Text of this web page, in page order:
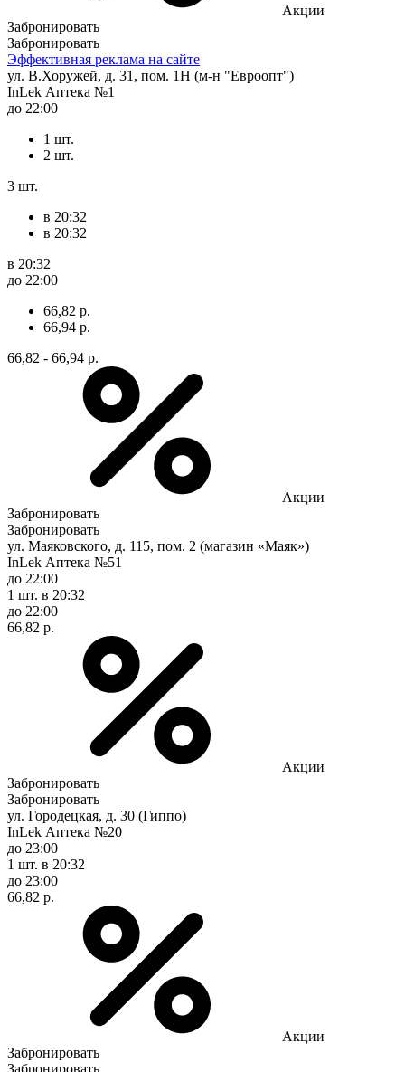
Акции
Забронировать
Забронировать
Эффективная реклама на сайте
ул. В.Хоружей, д. 31, пом. 1Н (м-н "Евроопт")
InLek Аптека №1
до 22:00
1 шт.
2 шт.
3 шт.
в 20:32
в 20:32
в 20:32
до 22:00
66,82 р.
66,94 р.
66,82 - 66,94 р.
Акции
Забронировать
Забронировать
ул. Маяковского, д. 115, пом. 2 (магазин «Маяк»)
InLek Аптека №51
до 22:00
1 шт. в 20:32
до 22:00
66,82 р.
Акции
Забронировать
Забронировать
ул. Городецкая, д. 30 (Гиппо)
InLek Аптека №20
до 23:00
1 шт. в 20:32
до 23:00
66,82 р.
Акции
Забронировать
Забронировать